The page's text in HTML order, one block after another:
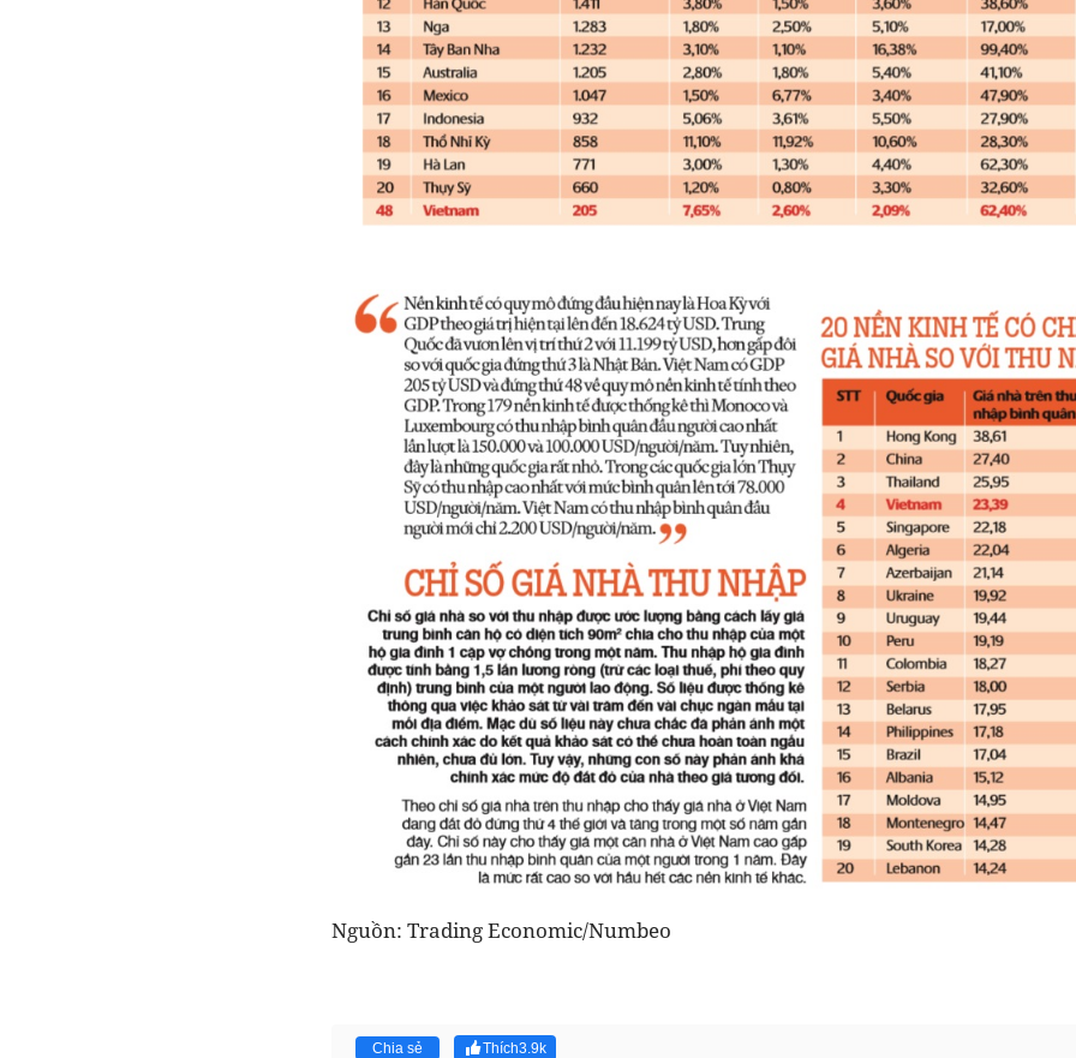
Nguồn: Trading Economic/Numbeo
Chia sẻ Thích3.9k